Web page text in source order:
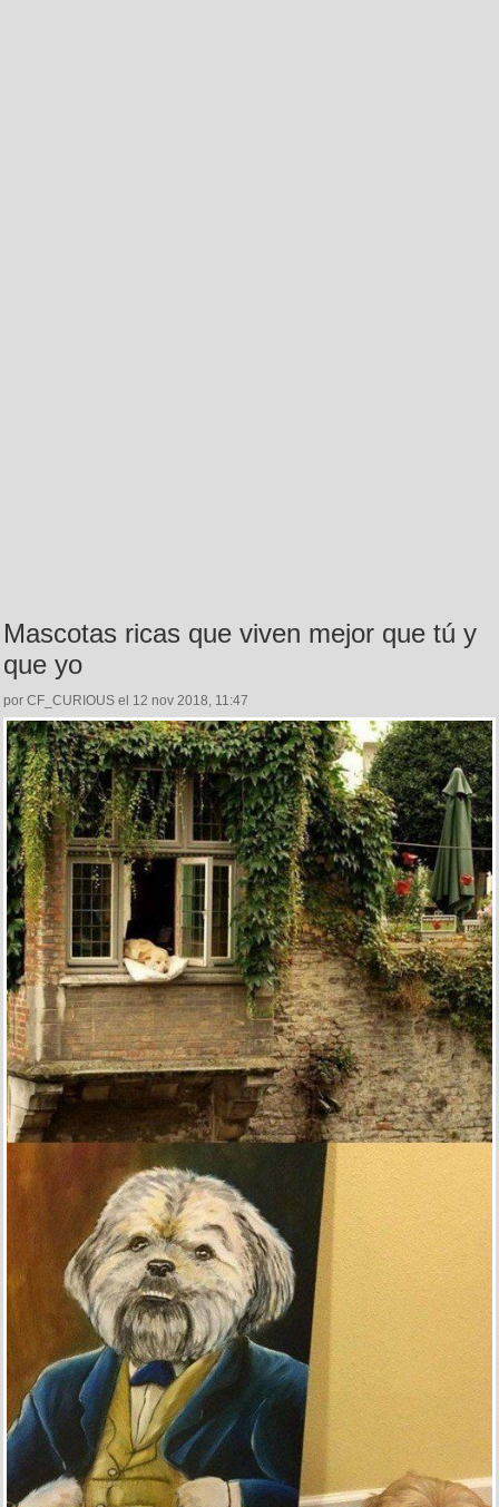
Mascotas ricas que viven mejor que tú y
que yo
por CF_CURIOUS el 12 nov 2018, 11:47